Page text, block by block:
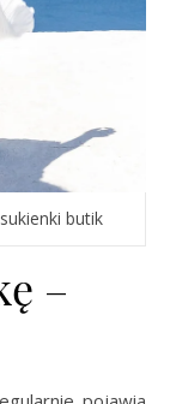
butik
–